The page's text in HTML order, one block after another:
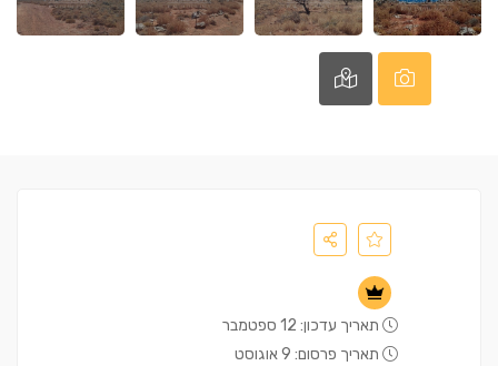
תאריך עדכון: 12 ספטמבר
תאריך פרסום: 9 אוגוסט